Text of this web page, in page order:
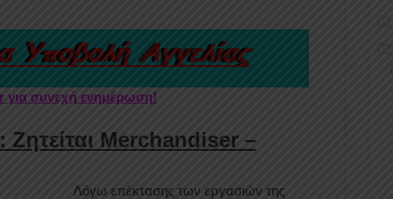
για συνεχή ενημέρωση!
Merchandiser –
Λόγω επέκτασης των εργασιών της